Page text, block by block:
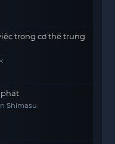
trong cơ thể trung
phát
Shimasu